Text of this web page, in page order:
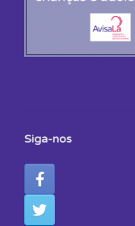
Siga-nos